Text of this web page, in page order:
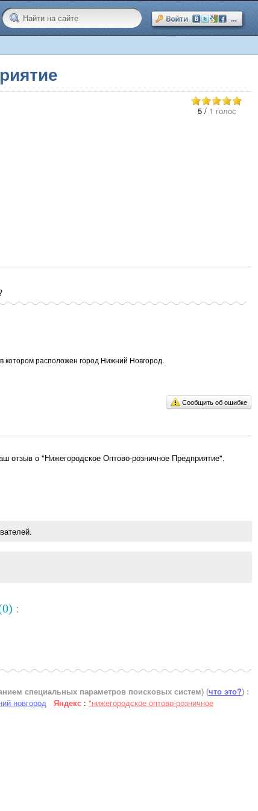
5/ 1 голос
котором расположен город Нижний Новгород.
Сообщить об ошибке
отзыв о "Нижегородское Оптово-розничное Предприятие".
:
специальных параметров поисковых систем) (что это?) :
новгород Яндекс : "нижегородское оптово-розничное